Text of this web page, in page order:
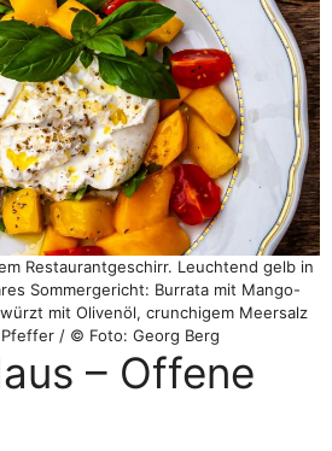
Restaurantgeschirr. Leuchtend gelb in
Sommergericht: Burrata mit Mango-
mit Olivenöl, crunchigem Meersalz
/ © Foto: Georg Berg
– Offene